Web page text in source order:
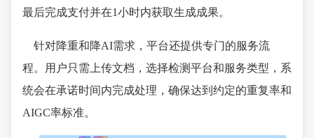
最后完成支付并在1小时内获取生成成果。
针对降重和降AI需求，平台还提供专门的服务流
程。用户只需上传文档，选择检测平台和服务类型，系
统会在承诺时间内完成处理，确保达到约定的重复率和
AIGC率标准。